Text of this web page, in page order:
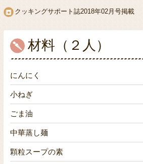
クッキングサポート誌2018年02月号掲載
材料（２人）
にんにく
小ねぎ
ごま油
中華蒸し麺
顆粒スープの素